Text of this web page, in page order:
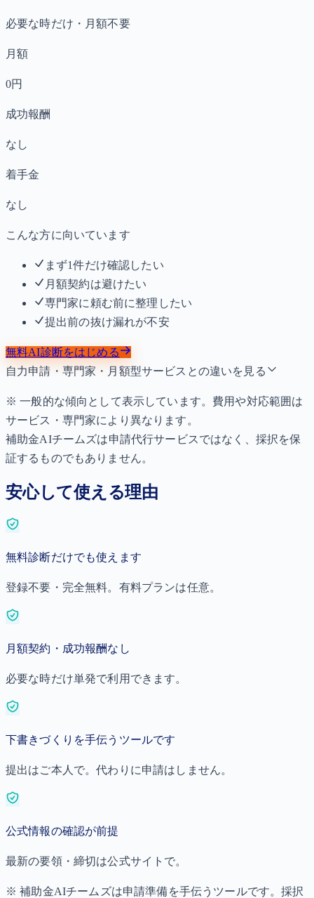
必要な時だけ・月額不要
月額
0円
成功報酬
なし
着手金
なし
こんな方に向いています
まず1件だけ確認したい
月額契約は避けたい
専門家に頼む前に整理したい
提出前の抜け漏れが不安
無料AI診断をはじめる
自力申請・専門家・月額型サービスとの違いを見る
※ 一般的な傾向として表示しています。費用や対応範囲は
サービス・専門家により異なります。
補助金AIチームズは申請代行サービスではなく、採択を保
証するものでもありません。
安心して使える理由
無料診断だけでも使えます
登録不要・完全無料。有料プランは任意。
月額契約・成功報酬なし
必要な時だけ単発で利用できます。
下書きづくりを手伝うツールです
提出はご本人で。代わりに申請はしません。
公式情報の確認が前提
最新の要領・締切は公式サイトで。
※ 補助金AIチームズは申請準備を手伝うツールです。採択